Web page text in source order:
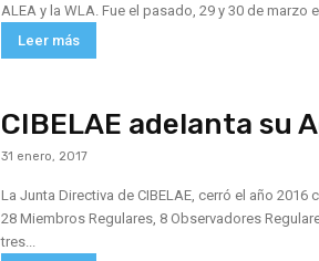
ALEA y la WLA. Fue el pasado, 29 y 30 de marzo
Leer más
CIBELAE adelanta su
31 enero, 2017
La Junta Directiva de CIBELAE, cerró el año
28 Miembros Regulares, 8 Observadores Regulares y 34 Asociados. Ahora, se prepara
tres...